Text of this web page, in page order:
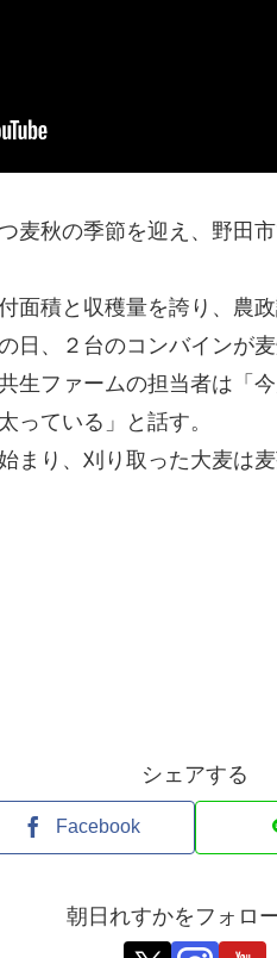
麦秋の季節を迎え、野田
面積と収穫量を誇り、農
日、２台のコンバインが
生ファームの担当者は「
っている」と話す。
まり、刈り取った大麦は
シェアする
Facebook
朝日れすかをフォロ